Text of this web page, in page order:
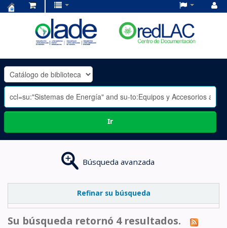
OLADE
-
Ir
Búsqueda avanzada
Refinar su búsqueda
Su búsqueda retornó 4 resultados.